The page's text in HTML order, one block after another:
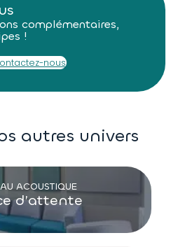
complémentaires,
!
nous
autres univers
ACOUSTIQUE
d’attente